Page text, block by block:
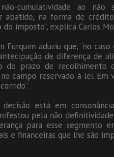
cumulatividade ao
abatido, na forma de
imposto”, explica Carlos
Furquim aduziu que, “no
de diferença de
do prazo de recolhimento
campo reservado à lei. Em
decisão está em
pela não
para esse segmento
e financeiras que lhe são